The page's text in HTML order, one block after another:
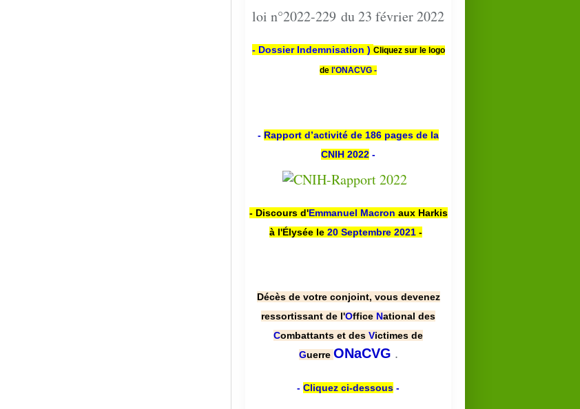
loi n°2022-229 du 23 février 2022
- Dossier Indemnisation ) Cliquez sur le logo
de l'ONACVG -
- Rapport d’activité de 186 pages de la
CNIH 2022 -
- Discours d'Emmanuel Macron aux Harkis
à l'Élysée le 20 Septembre 2021 -
Décès de votre conjoint, vous devenez
ressortissant de l'Office National des
Combattants et des Victimes de
Guerre ONaCVG .
- Cliquez ci-dessous -